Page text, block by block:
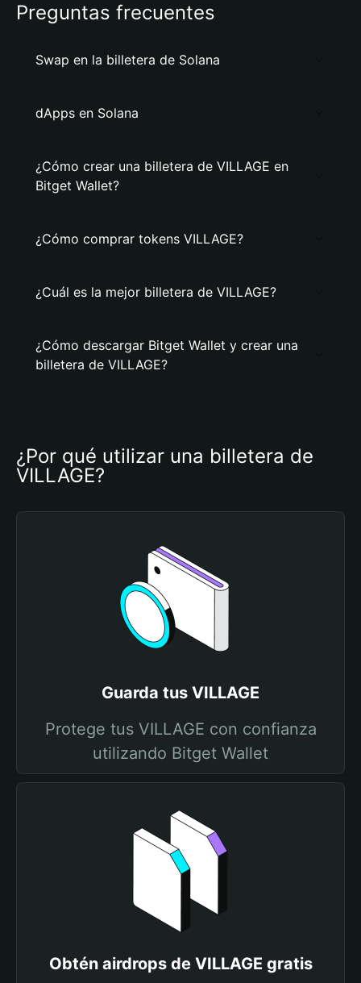
Preguntas frecuentes
Swap en la billetera de Solana
dApps en Solana
¿Cómo crear una billetera de VILLAGE en
Bitget Wallet?
¿Cómo comprar tokens VILLAGE?
¿Cuál es la mejor billetera de VILLAGE?
¿Cómo descargar Bitget Wallet y crear una
billetera de VILLAGE?
¿Por qué utilizar una billetera de
VILLAGE?
Guarda tus VILLAGE
Protege tus VILLAGE con confianza
utilizando Bitget Wallet
Obtén airdrops de VILLAGE gratis